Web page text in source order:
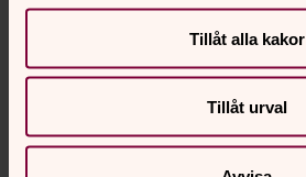
Tillåt alla kakor
Tillåt urval